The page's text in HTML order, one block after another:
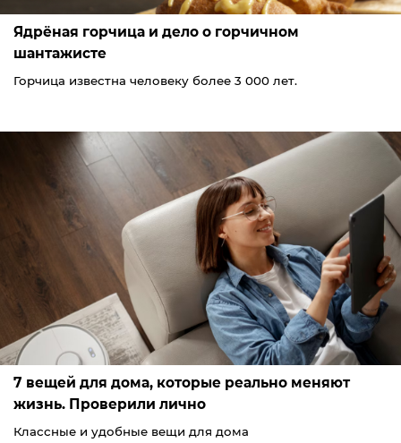
Ядрёная горчица и дело о горчичном
шантажисте
Горчица известна человеку более 3 000 лет.
7 вещей для дома, которые реально меняют
жизнь. Проверили лично
Классные и удобные вещи для дома